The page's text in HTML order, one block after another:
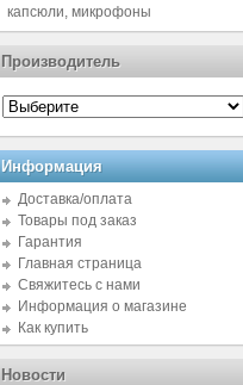
капсюли, микрофоны
Производитель
Информация
Доставка/оплата
Товары под заказ
Гарантия
Главная страница
Свяжитесь с нами
Информация о магазине
Как купить
Новости